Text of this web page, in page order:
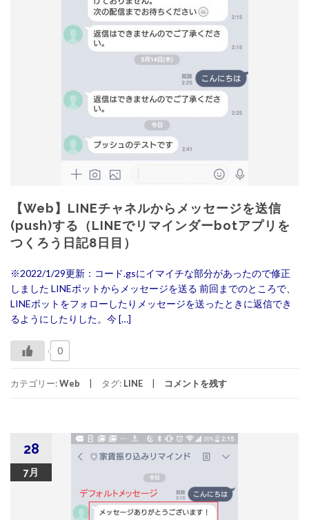
【Web】LINEチャネルからメッセージを送信
(push)する（LINEでリマインダーbotアプリを
つくろう日記8日目）
※2022/1/29更新：コード.gsにイマイチな部分があったので修正
しました LINEボットからメッセージを送る 前回までのところで、
LINEボットをフォローしたりメッセージを送ったときに返信でき
るようにしたりした。今 […]
0
カテゴリー:Web タグ: LINE コメントを残す
28
7月